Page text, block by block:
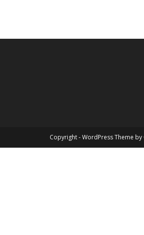
Copyright - WordPress Theme by